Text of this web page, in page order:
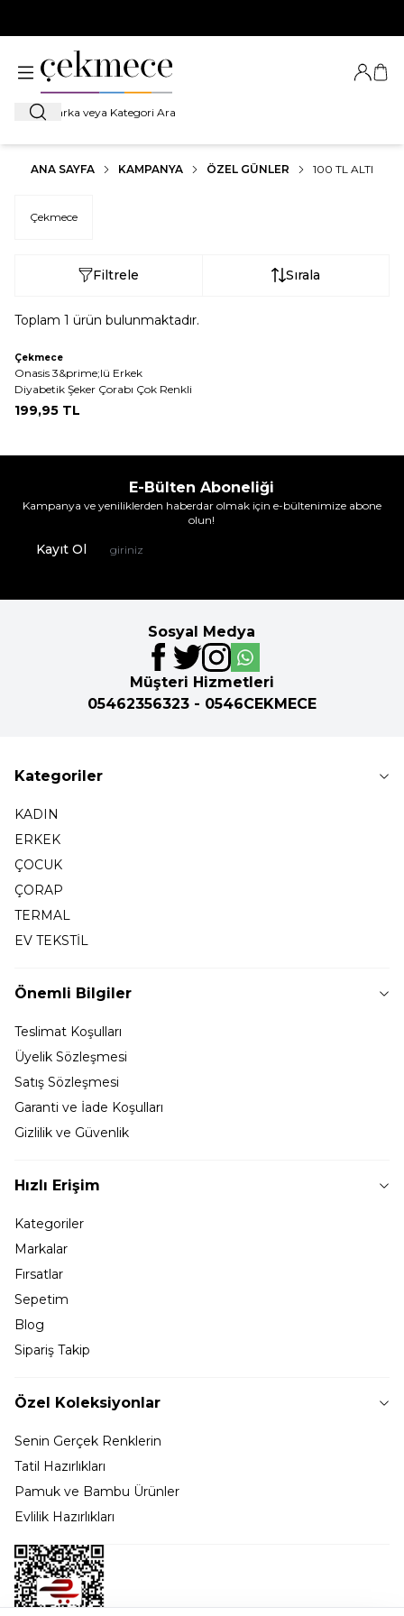
Ara
Giriş
ANA SAYFA KAMPANYA ÖZEL GÜNLER 100 TL ALTI
Çekmece
Filtrele Sırala
Toplam 1 ürün bulunmaktadır.
Çekmece
Onasis 3&prime;lü Erkek
Diyabetik Şeker Çorabı Çok Renkli
199,95 TL
E-Bülten Aboneliği
Kampanya ve yeniliklerden haberdar olmak için e-bültenimize abone
olun!
Kayıt Ol
Sosyal Medya
Müşteri Hizmetleri
05462356323 - 0546CEKMECE
Kategoriler
KADIN
ERKEK
ÇOCUK
ÇORAP
TERMAL
EV TEKSTİL
Önemli Bilgiler
Teslimat Koşulları
Üyelik Sözleşmesi
Satış Sözleşmesi
Garanti ve İade Koşulları
Gizlilik ve Güvenlik
Hızlı Erişim
Kategoriler
Markalar
Fırsatlar
Sepetim
Blog
Sipariş Takip
Özel Koleksiyonlar
Senin Gerçek Renklerin
Tatil Hazırlıkları
Pamuk ve Bambu Ürünler
Evlilik Hazırlıkları